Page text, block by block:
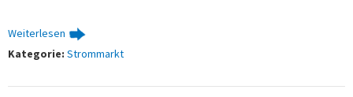
Weiterlesen
Kategorie: Strommarkt